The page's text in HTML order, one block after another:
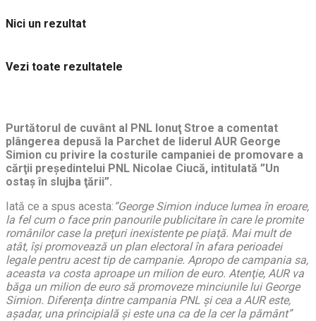
Nici un rezultat
Vezi toate rezultatele
Purtătorul de cuvânt al PNL Ionuţ Stroe a comentat
plângerea depusă la Parchet de liderul AUR George
Simion cu privire la costurile campaniei de promovare a
cărţii preşedintelui PNL Nicolae Ciucă, intitulată ”Un
ostaş în slujba ţării”.
Iată ce a spus acesta: ”George Simion induce lumea în eroare,
la fel cum o face prin panourile publicitare în care le promite
românilor case la preţuri inexistente pe piaţă. Mai mult de
atât, îşi promovează un plan electoral în afara perioadei
legale pentru acest tip de campanie. Apropo de campania sa,
aceasta va costa aproape un milion de euro. Atenţie, AUR va
băga un milion de euro să promoveze minciunile lui George
Simion. Diferenţa dintre campania PNL şi cea a AUR este,
aşadar, una principială şi este una ca de la cer la pământ”